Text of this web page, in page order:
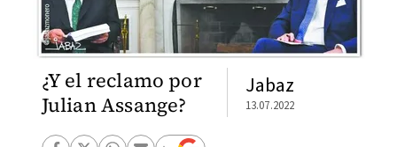
¿Y el reclamo por
Julian Assange?
Jabaz
13.07.2022